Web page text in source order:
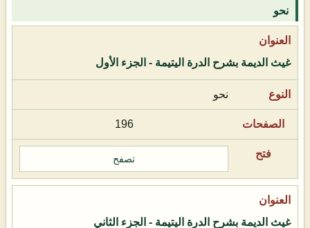
نحو
غيث الديمة بشرح الدرة اليتيمة - الجزء الأول
نحو
196
تصفح
غيث الديمة بشرح الدرة اليتيمة - الجزء الثاني